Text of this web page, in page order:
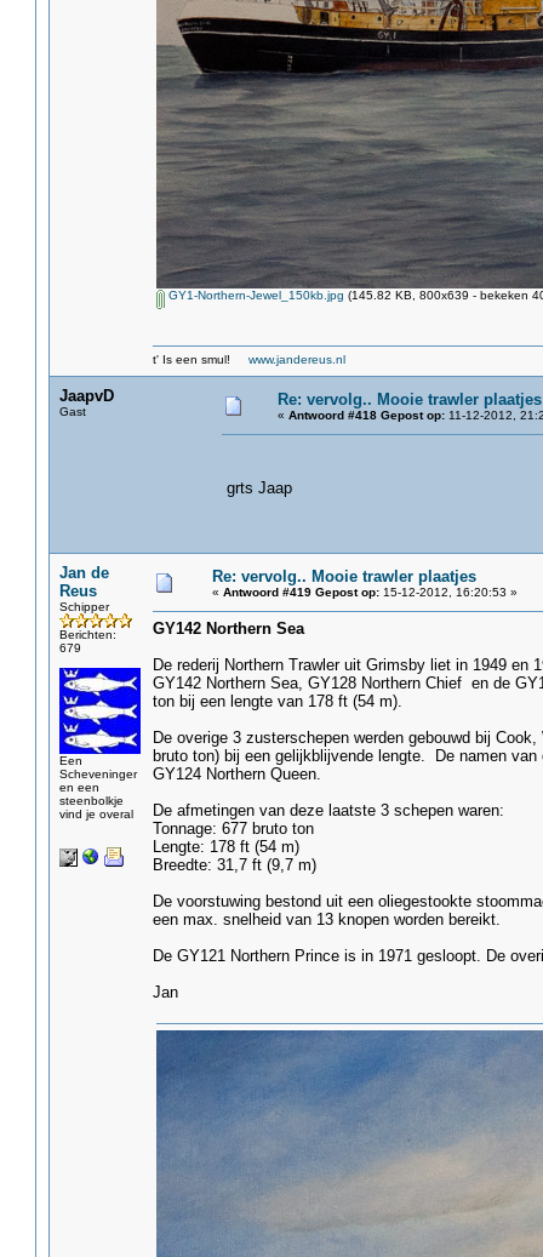
GY1-Northern-Jewel_150kb.jpg (145.82 KB, 800x639 - bekeken
t' Is een smul! www.jandereus.nl
JaapvD
Gast
Re: vervolg.. Mooie trawler plaatjes
« Antwoord #418 Gepost op:11-12-2012,
grts Jaap
Jan de
Reus
Schipper
Berichten:
679
Een
Scheveninger
en een
steenbolkje
vind je overal
Re: vervolg.. Mooie trawler plaatjes
« Antwoord #419 Gepost op:15-12-2012, 16:20:53 »
GY142 Northern Sea
De rederij Northern Trawler uit Grimsby liet in 1949
GY142 Northern Sea, GY128 Northern Chief en de
ton bij een lengte van 178 ft (54 m).
De overige 3 zusterschepen werden gebouwd bij
bruto ton) bij een gelijkblijvende lengte. De namen
GY124 Northern Queen.
De afmetingen van deze laatste 3 schepen waren:
Tonnage: 677 bruto ton
Lengte: 178 ft (54 m)
Breedte: 31,7 ft (9,7 m)
De voorstuwing bestond uit een oliegestookte
een max. snelheid van 13 knopen worden bereikt.
De GY121 Northern Prince is in 1971 gesloopt. De
Jan